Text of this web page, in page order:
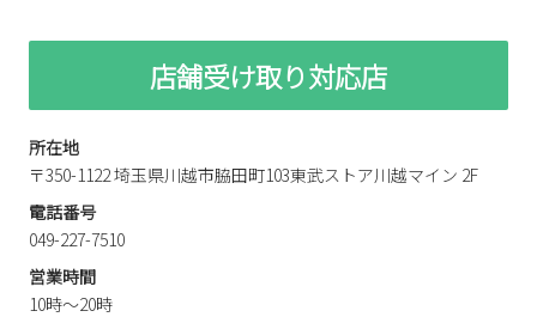
店舗受け取り対応店
所在地
〒350-1122 埼玉県川越市脇田町103東武ストア川越マイン 2F
電話番号
049-227-7510
営業時間
10時～20時